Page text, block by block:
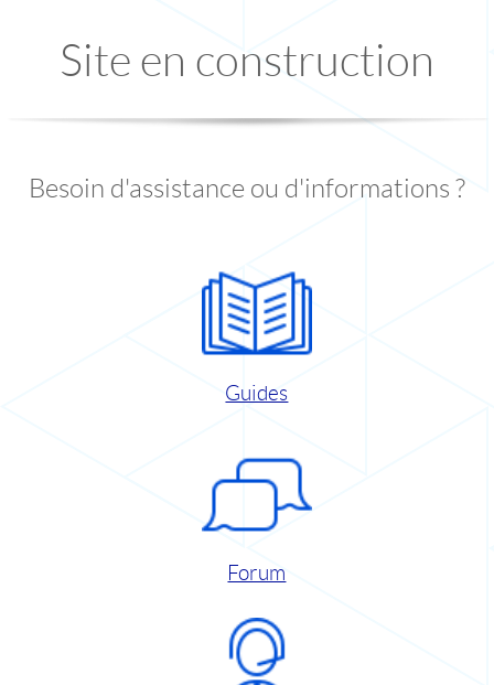
Site en construction
Besoin d'assistance ou d'informations ?
Guides
Forum